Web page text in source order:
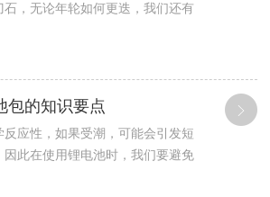
，无论年轮如何更迭，我们还有
包的知识要点
应性，如果受潮，可能会引发短
因此在使用锂电池时，我们要避免